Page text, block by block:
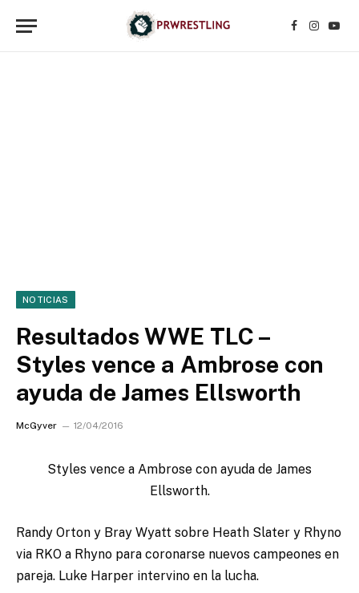
Facebook
NOTICIAS
Resultados WWE TLC –
Styles vence a Ambrose con
ayuda de James Ellsworth
McGyver 12/04/2016
Styles vence a Ambrose con ayuda de James
Ellsworth.
Randy Orton y Bray Wyatt sobre Heath Slater y Rhyno
via RKO a Rhyno para coronarse nuevos campeones en
pareja. Luke Harper intervino en la lucha.